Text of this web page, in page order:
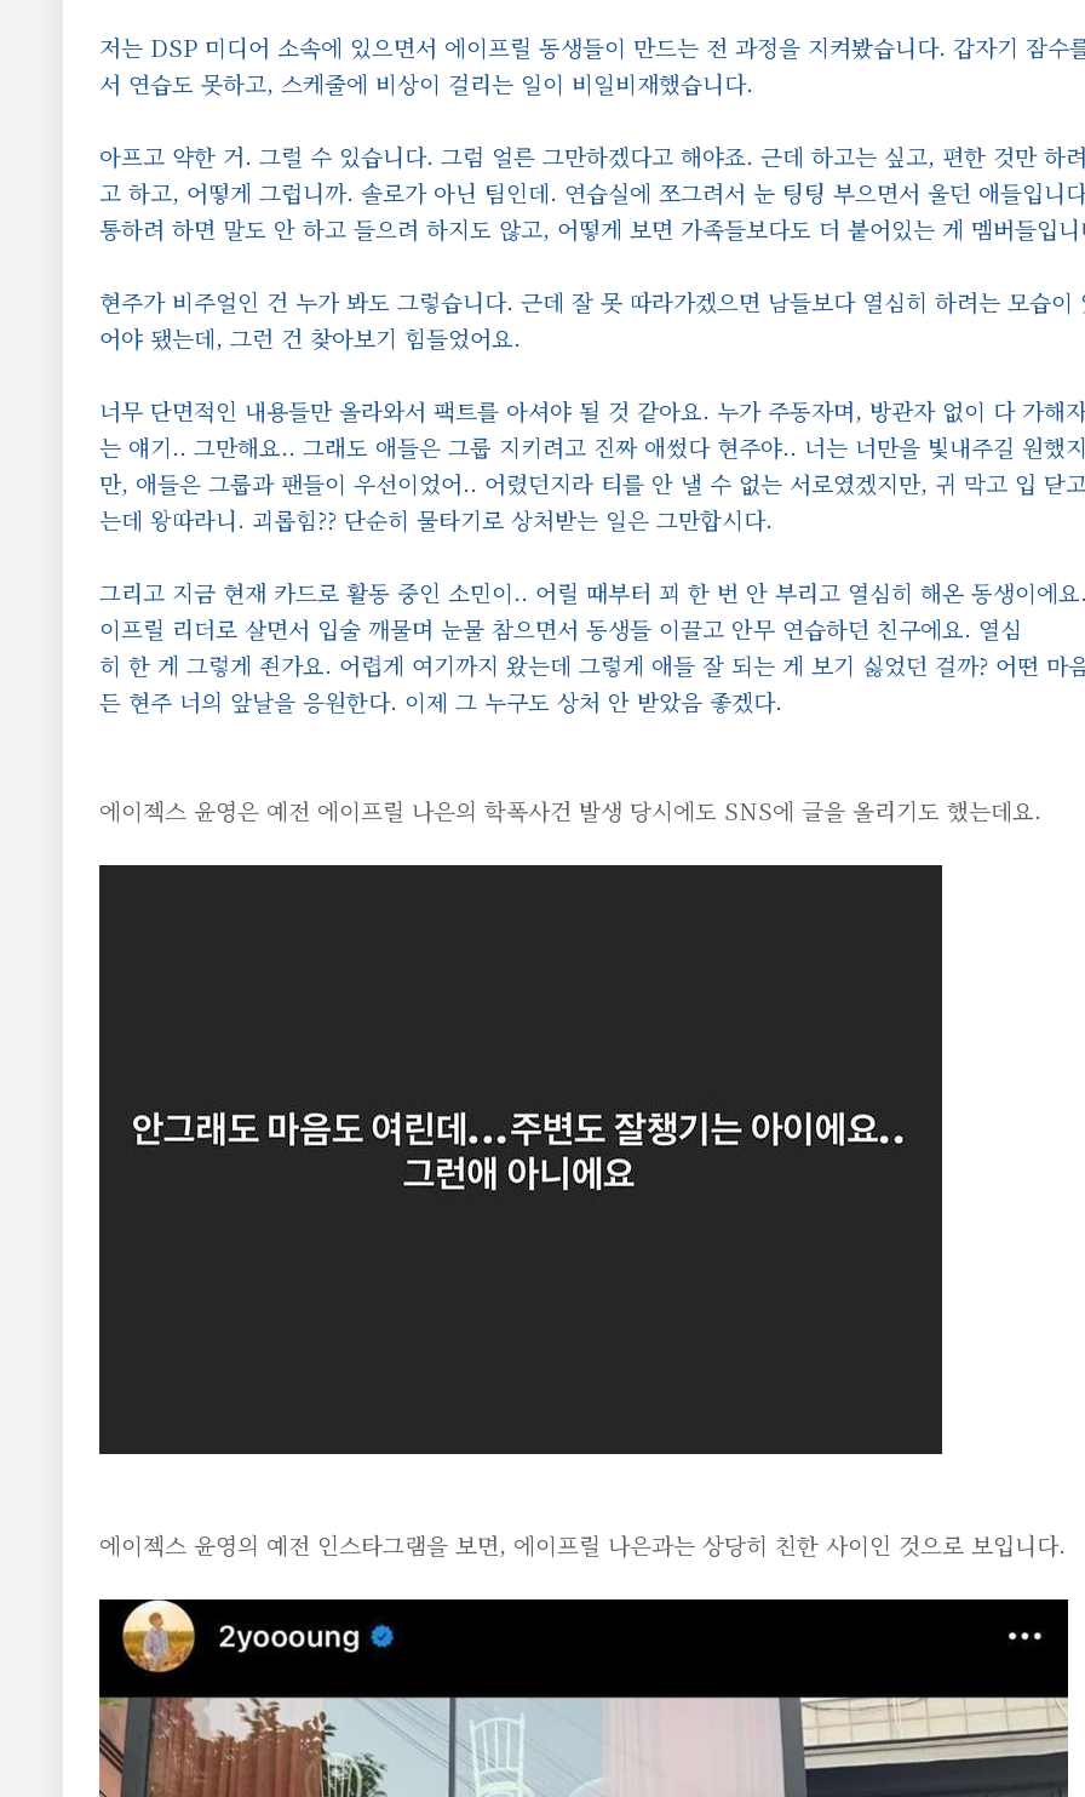
저는 DSP 미디어 소속에 있으면서 에이프릴 동생들이 만드는 전 과정을 지켜봤습니다. 갑자기 잠수
서 연습도 못하고, 스케줄에 비상이 걸리는 일이 비일비재했습니다.
아프고 약한 거. 그럴 수 있습니다. 그럼 얼른 그만하겠다고 해야죠. 근데 하고는 싶고, 편한 것만 하려
고 하고, 어떻게 그럽니까. 솔로가 아닌 팀인데. 연습실에 쪼그려서 눈 팅팅 부으면서 울던 애들입니
통하려 하면 말도 안 하고 들으려 하지도 않고, 어떻게 보면 가족들보다도 더 붙어있는 게 멤버들입
현주가 비주얼인 건 누가 봐도 그렇습니다. 근데 잘 못 따라가겠으면 남들보다 열심히 하려는 모습이
어야 됐는데, 그런 건 찾아보기 힘들었어요.
너무 단면적인 내용들만 올라와서 팩트를 아셔야 될 것 같아요. 누가 주동자며, 방관자 없이 다 가해
는 얘기.. 그만해요.. 그래도 애들은 그룹 지키려고 진짜 애썼다 현주야.. 너는 너만을 빛내주길 원했지
만, 애들은 그룹과 팬들이 우선이었어.. 어렸던지라 티를 안 낼 수 없는 서로였겠지만, 귀 막고 입 닫
는데 왕따라니. 괴롭힘?? 단순히 물타기로 상처받는 일은 그만합시다.
그리고 지금 현재 카드로 활동 중인 소민이.. 어릴 때부터 꾀 한 번 안 부리고 열심히 해온 동생이에
이프릴 리더로 살면서 입술 깨물며 눈물 참으면서 동생들 이끌고 안무 연습하던 친구에요. 열심
히 한 게 그렇게 죈가요. 어렵게 여기까지 왔는데 그렇게 애들 잘 되는 게 보기 싫었던 걸까? 어떤 마
든 현주 너의 앞날을 응원한다. 이제 그 누구도 상처 안 받았음 좋겠다.
에이젝스 윤영은 예전 에이프릴 나은의 학폭사건 발생 당시에도 SNS에 글을 올리기도 했는데요.
에이젝스 윤영의 예전 인스타그램을 보면, 에이프릴 나은과는 상당히 친한 사이인 것으로 보입니다.